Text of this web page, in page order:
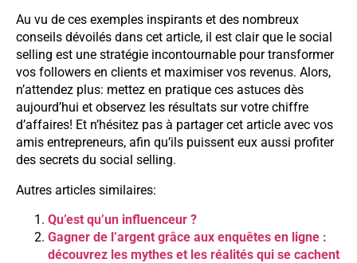
Au vu de ces exemples inspirants et des nombreux
conseils dévoilés dans cet article, il est clair que le social
selling est une stratégie incontournable pour transformer
vos followers en clients et maximiser vos revenus. Alors,
n’attendez plus: mettez en pratique ces astuces dès
aujourd’hui et observez les résultats sur votre chiffre
d’affaires! Et n’hésitez pas à partager cet article avec vos
amis entrepreneurs, afin qu’ils puissent eux aussi profiter
des secrets du social selling.
Autres articles similaires:
Qu’est qu’un influenceur ?
Gagner de l’argent grâce aux enquêtes en ligne :
découvrez les mythes et les réalités qui se cachent